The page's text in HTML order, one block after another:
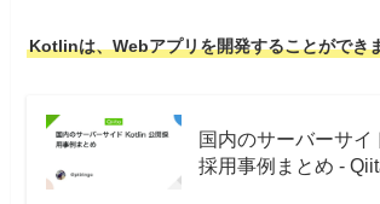
Kotlinは、Webアプリを開発することができ
国内のサーバーサイ
採用事例まとめ -